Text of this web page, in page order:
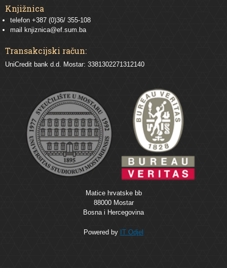
Knjižnica
telefon +387 (0)36/ 355-108
mail
knjiznica@ef.sum.ba
Transakcijski račun:
UniCredit bank d.d. Mostar: 3381302271312140
Matice hrvatske bb
88000 Mostar
Bosna i Hercegovina
Powered by IT Odjel